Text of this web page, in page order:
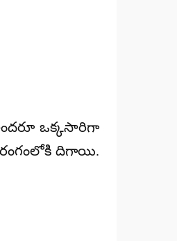
ఒక్కసారిగా
రంగంలోకి దిగాయి.